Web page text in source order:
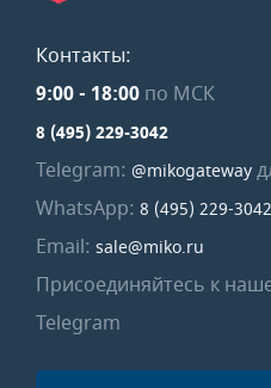
Контакты:
9:00- 18:00по МСК
8 (495) 229-3042
Telegram: @mikogateway
WhatsApp: 8 (495) 229-3042
Email: sale@miko.ru
Присоединяйтесь к
Telegram